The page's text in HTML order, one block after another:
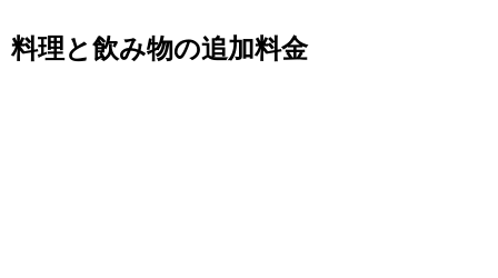
料理と飲み物の追加料金